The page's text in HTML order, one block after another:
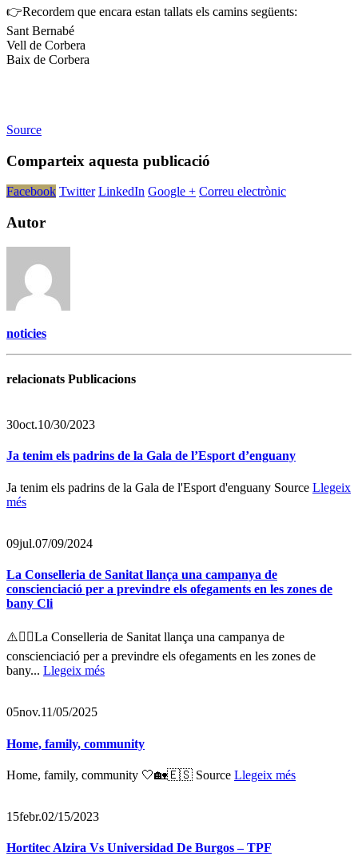
👉Recordem que encara estan tallats els camins següents:
Sant Bernabé
Vell de Corbera
Baix de Corbera
Source
Comparteix aquesta publicació
Facebook Twitter LinkedIn Google + Correu electrònic
Autor
noticies
relacionats Publicacions
30oct.10/30/2023
Ja tenim els padrins de la Gala de l’Esport d’enguany
Ja tenim els padrins de la Gala de l'Esport d'enguany Source Llegeix
més
09jul.07/09/2024
La Conselleria de Sanitat llança una campanya de
conscienciació per a previndre els ofegaments en les zones de
bany Cli
⚠️🏊‍♀️La Conselleria de Sanitat llança una campanya de
conscienciació per a previndre els ofegaments en les zones de
bany... Llegeix més
05nov.11/05/2025
Home, family, community
Home, family, community 🤍🏡🇪🇸 Source Llegeix més
15febr.02/15/2023
Hortitec Alzira Vs Universidad De Burgos – TPF